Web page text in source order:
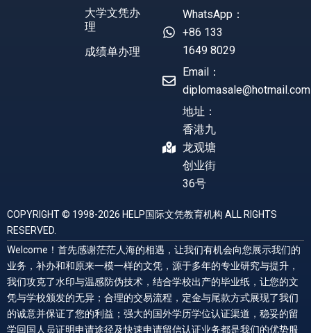
大学文凭办
理
成绩单办理
WhatsApp：
+86 133
1649 8029
Email：
diplomasale@hotmail.com
地址：
香港九
龙观塘
创业街
36号
COPYRIGHT © 1998-2026 HELP国际文凭教育机构 ALL RIGHTS
RESERVED.
Welcome！首先感谢茫茫人海的相遇，让我们有机会向您展示我们的
业务，补办和和原来一模一样的文凭，源于多年的专业研究与提升，
我们攻克了水印与温感防伪技术，结合学校出产的毕业纸，让您的文
凭与学校颁发的无异；合理的交易流程，定金与尾款方式展现了我们
的诚意并保证了您的利益；强大的国外学历学位认证渠道，稳妥的留
学回国人员证明申请途径及快速申请留信认证业务都是我们的优势服